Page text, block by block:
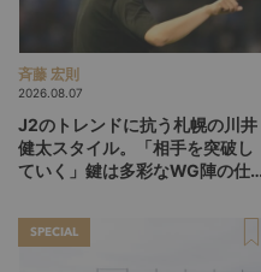
斉藤 宏則
2026.08.07
J2のトレンドに抗う札幌の川井
健太スタイル。「相手を突破し
ていく」鍵は多彩なWG陣の仕
SPECIAL